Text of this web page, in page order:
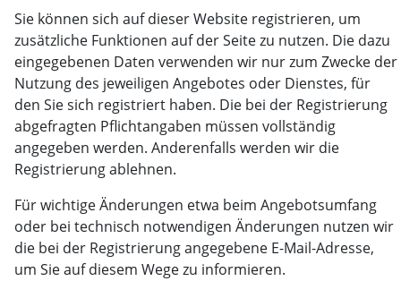
Sie können sich auf dieser Website registrieren, um
zusätzliche Funktionen auf der Seite zu nutzen. Die dazu
eingegebenen Daten verwenden wir nur zum Zwecke der
Nutzung des jeweiligen Angebotes oder Dienstes, für
den Sie sich registriert haben. Die bei der Registrierung
abgefragten Pflichtangaben müssen vollständig
angegeben werden. Anderenfalls werden wir die
Registrierung ablehnen.
Für wichtige Änderungen etwa beim Angebotsumfang
oder bei technisch notwendigen Änderungen nutzen wir
die bei der Registrierung angegebene E-Mail-Adresse,
um Sie auf diesem Wege zu informieren.